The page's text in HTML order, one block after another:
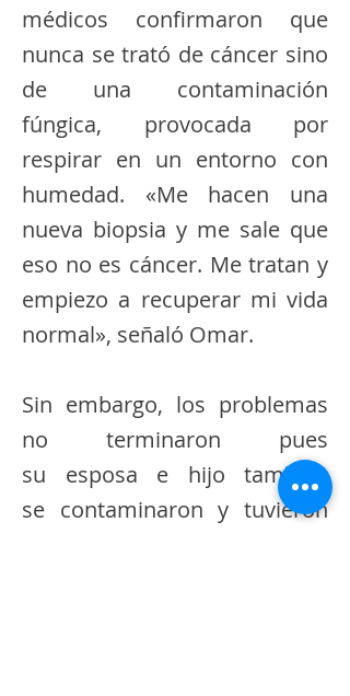
médicos confirmaron que
nunca se trató de cáncer sino
de una contaminación
fúngica, provocada por
respirar en un entorno con
humedad. «Me hacen una
nueva biopsia y me sale que
eso no es cáncer. Me tratan y
empiezo a recuperar mi vida
normal», señaló Omar.
Sin embargo, los problemas
no terminaron pues
su esposa e hijo también
se contaminaron y tuvieron